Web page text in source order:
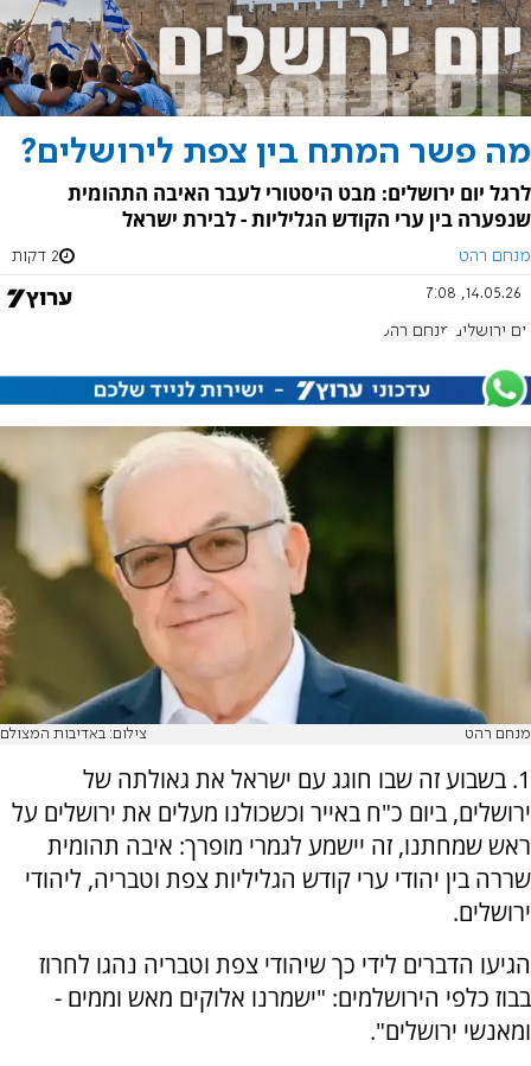
מה פשר המתח בין צפת לירושלים?
לרגל יום ירושלים: מבט היסטורי לעבר האיבה התהומית
שנפערה בין ערי הקודש הגליליות - לבירת ישראל
מנחם רהט 2 דקות
14.05.26, 7:08
יום ירושלים מנחם רהט
מנחם רהט צילום: באדיבות המצולם
1. בשבוע זה שבו חוגג עם ישראל את גאולתה של
ירושלים, ביום כ"ח באייר וכשכולנו מעלים את ירושלים על
ראש שמחתנו, זה יישמע לגמרי מופרך: איבה תהומית
שררה בין יהודי ערי קודש הגליליות צפת וטבריה, ליהודי
ירושלים.
הגיעו הדברים לידי כך שיהודי צפת וטבריה נהגו לחרוז
בבוז כלפי הירושלמים: "ישמרנו אלוקים מאש וממים -
ומאנשי ירושלים".